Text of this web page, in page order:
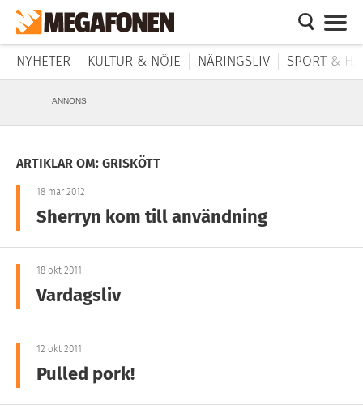
NYHETER KULTUR & NÖJE NÄRINGSLIV SPORT &
ANNONS
ARTIKLAR OM: GRISKÖTT
18 mar 2012
Sherryn kom till användning
18 okt 2011
Vardagsliv
12 okt 2011
Pulled pork!